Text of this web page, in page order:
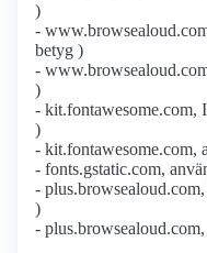
)
-
betyg )
-
)
- kit.fontawesome.com,
)
- kit.fontawesome.com,
- fonts.gstatic.com,
-
)
-